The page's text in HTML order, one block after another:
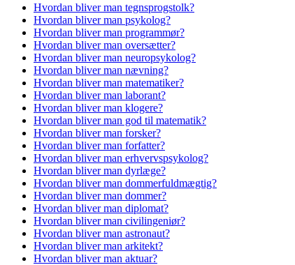
Hvordan bliver man tegnsprogstolk?
Hvordan bliver man psykolog?
Hvordan bliver man programmør?
Hvordan bliver man oversætter?
Hvordan bliver man neuropsykolog?
Hvordan bliver man nævning?
Hvordan bliver man matematiker?
Hvordan bliver man laborant?
Hvordan bliver man klogere?
Hvordan bliver man god til matematik?
Hvordan bliver man forsker?
Hvordan bliver man forfatter?
Hvordan bliver man erhvervspsykolog?
Hvordan bliver man dyrlæge?
Hvordan bliver man dommerfuldmægtig?
Hvordan bliver man dommer?
Hvordan bliver man diplomat?
Hvordan bliver man civilingeniør?
Hvordan bliver man astronaut?
Hvordan bliver man arkitekt?
Hvordan bliver man aktuar?